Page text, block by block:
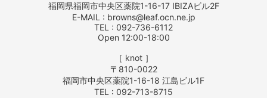
福岡県福岡市中央区薬院1-16-17 IBIZAビル2F
E-MAIL : browns@leaf.ocn.ne.jp
TEL : 092-736-6112
Open 12:00-18:00
［ knot ］
〒810-0022
福岡市中央区薬院1-16-18 江島ビル1F
TEL : 092-713-8715